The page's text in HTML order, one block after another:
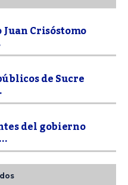
Crisóstomo
de Sucre
del gobierno